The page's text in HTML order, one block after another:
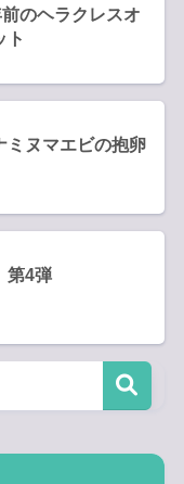
のヘラクレスオ
ト
ミヌマエビの抱卵
第4弾